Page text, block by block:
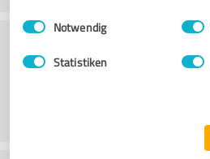
Impressum
Einwilligungsauswahl
Notwendig
Statistiken